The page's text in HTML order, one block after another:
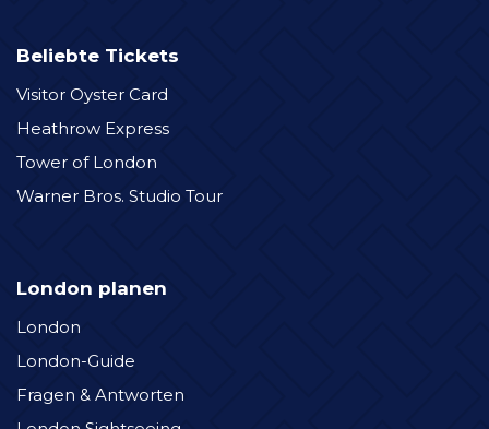
Beliebte Tickets
Visitor Oyster Card
Heathrow Express
Tower of London
Warner Bros. Studio Tour
London planen
London
London-Guide
Fragen & Antworten